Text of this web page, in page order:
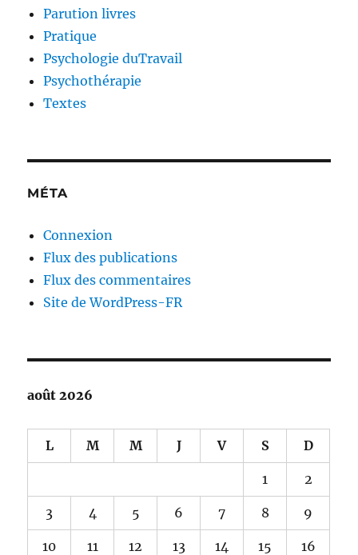
Parution livres
Pratique
Psychologie duTravail
Psychothérapie
Textes
MÉTA
Connexion
Flux des publications
Flux des commentaires
Site de WordPress-FR
août 2026
L M M J V S D
1 2
3 4 5 6 7 8 9
10 11 12 13 14 15 16